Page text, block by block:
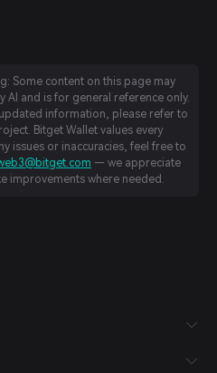
Some content on this page may
AI and is for general reference only.
information, please refer to
Bitget Wallet values every
issues or inaccuracies, feel free to
— we appreciate
improvements where needed.